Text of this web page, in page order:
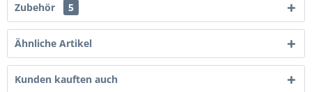
Zubehör 5
Ähnliche Artikel
Kunden kauften auch